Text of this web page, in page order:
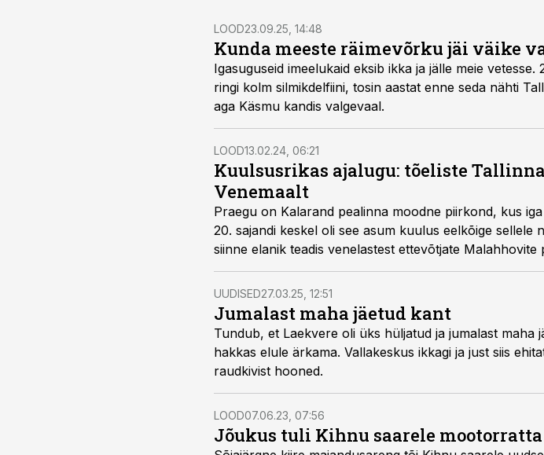
LOOD23.09.25, 14:48
Kunda meeste räimevõrku jäi väike
Igasuguseid imeelukaid eksib ikka ja jälle meie
ringi kolm silmikdelfiini, tosin aastat enne seda nähti
aga Käsmu kandis valgevaal.
LOOD13.02.24, 06:21
Kuulsusrikas ajalugu: tõeliste
Venemaalt
Praegu on Kalarand pealinna moodne piirkond, kus
20. sajandi keskel oli see asum kuulus eelkõige
siinne elanik teadis venelastest ettevõtjate
saladuse hoidjateks.
UUDISED27.03.25, 12:51
Jumalast maha jäetud kant
Tundub, et Laekvere oli üks hüljatud ja jumalast maha
hakkas elule ärkama. Vallakeskus ikkagi ja just siis
raudkivist hooned.
LOOD07.06.23, 07:56
Jõukus tuli Kihnu saarele